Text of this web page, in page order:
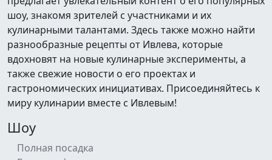
шоу, знакомя зрителей с участниками и их
кулинарными талантами. Здесь также можно найти
разнообразные рецепты от Ивлева, которые
вдохновят на новые кулинарные эксперименты, а
также свежие новости о его проектах и
гастрономических инициативах. Присоединяйтесь к
миру кулинарии вместе с Ивлевым!
Шоу
Полная посадка